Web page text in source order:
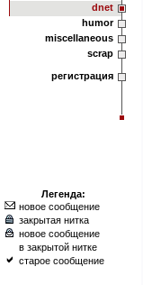
dnet
humor
miscellaneous
scrap
регистрация
Легенда:
новое сообщение
закрытая нитка
новое сообщение
в закрытой нитке
старое сообщение